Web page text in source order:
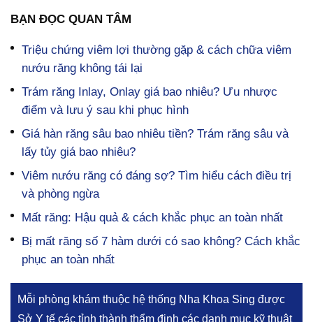
BẠN ĐỌC QUAN TÂM
Triệu chứng viêm lợi thường gặp & cách chữa viêm
nướu răng không tái lại
Trám răng Inlay, Onlay giá bao nhiêu? Ưu nhược
điểm và lưu ý sau khi phục hình
Giá hàn răng sâu bao nhiêu tiền? Trám răng sâu và
lấy tủy giá bao nhiêu?
Viêm nướu răng có đáng sợ? Tìm hiểu cách điều trị
và phòng ngừa
Mất răng: Hậu quả & cách khắc phục an toàn nhất
Bị mất răng số 7 hàm dưới có sao không? Cách khắc
phục an toàn nhất
Mỗi phòng khám thuộc hệ thống Nha Khoa Sing được
Sở Y tế các tỉnh thành thẩm định các danh mục kỹ thuật